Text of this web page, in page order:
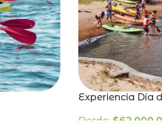
Experiencia Día
Desde: $